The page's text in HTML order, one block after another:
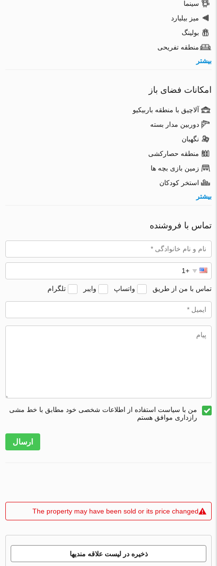
سینما
میز بیلیارد
بولینگ
منطقه تفریحی
بیشتر
امکانات فضای باز
آلاچیق با منطقه باربیکیو
دوربین مدار بسته
نگهبان
منطقه حصارکشی
زمین بازی بچه ها
استخر کودکان
بیشتر
تماس با فروشنده
تماس با من از طریق واتساپ وایبر تلگرام
من با سیاست استفاده از اطلاعات شخصی خود مطابق با خط مشی
رازداری موافق هستم
ارسال
The property may have been sold or its price changed
ذخیره در لیست علاقه مندیها